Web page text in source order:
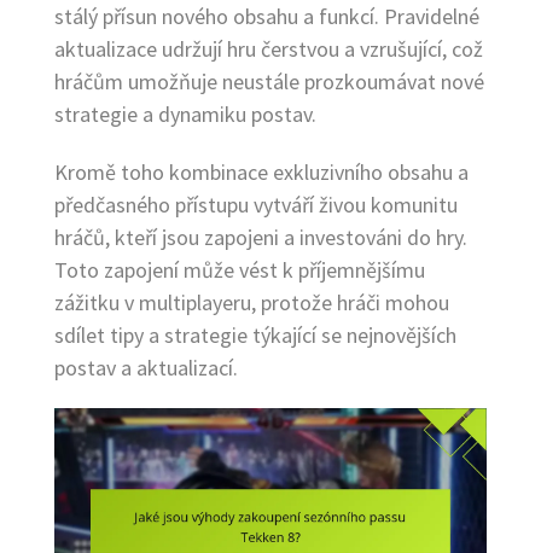
stálý přísun nového obsahu a funkcí. Pravidelné
aktualizace udržují hru čerstvou a vzrušující, což
hráčům umožňuje neustále prozkoumávat nové
strategie a dynamiku postav.
Kromě toho kombinace exkluzivního obsahu a
předčasného přístupu vytváří živou komunitu
hráčů, kteří jsou zapojeni a investováni do hry.
Toto zapojení může vést k příjemnějšímu
zážitku v multiplayeru, protože hráči mohou
sdílet tipy a strategie týkající se nejnovějších
postav a aktualizací.